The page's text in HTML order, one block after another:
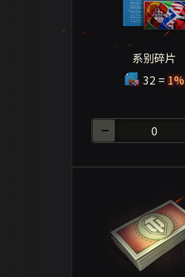
系别碎片
32 = 1%